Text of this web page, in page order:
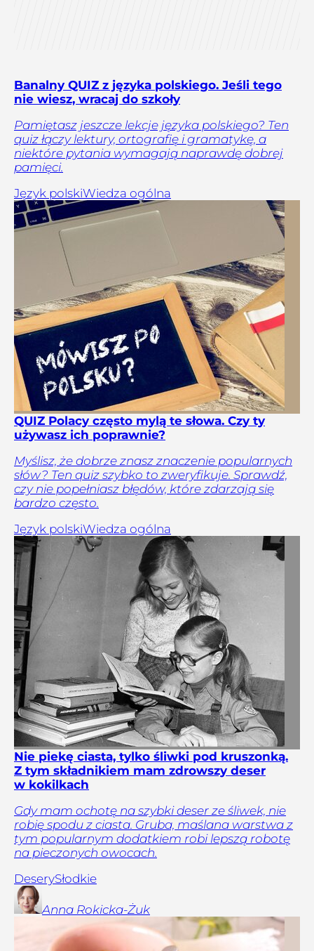
Banalny QUIZ z języka polskiego. Jeśli tego
nie wiesz, wracaj do szkoły
Pamiętasz jeszcze lekcje języka polskiego? Ten
quiz łączy lektury, ortografię i gramatykę, a
niektóre pytania wymagają naprawdę dobrej
pamięci.
Język polskiWiedza ogólna
QUIZ Polacy często mylą te słowa. Czy ty
używasz ich poprawnie?
Myślisz, że dobrze znasz znaczenie popularnych
słów? Ten quiz szybko to zweryfikuje. Sprawdź,
czy nie popełniasz błędów, które zdarzają się
bardzo często.
Język polskiWiedza ogólna
Nie piekę ciasta, tylko śliwki pod kruszonką.
Z tym składnikiem mam zdrowszy deser
w kokilkach
Gdy mam ochotę na szybki deser ze śliwek, nie
robię spodu z ciasta. Gruba, maślana warstwa z
tym popularnym dodatkiem robi lepszą robotę
na pieczonych owocach.
DeserySłodkie
Anna Rokicka-Żuk